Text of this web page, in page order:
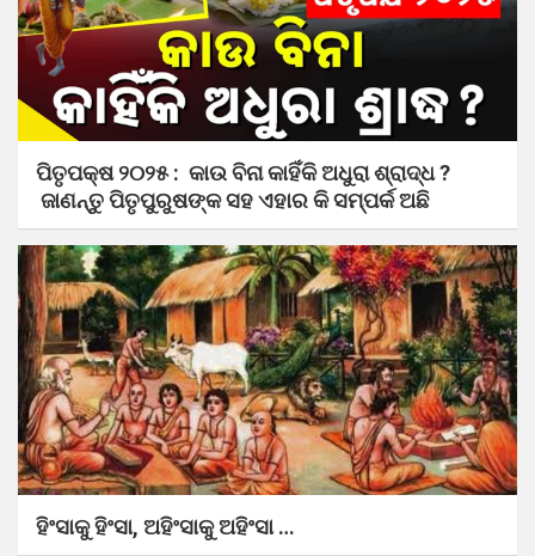
ପିତୃପକ୍ଷ ୨୦୨୫ : କାଉ ବିନା କାହିଁକି ଅଧୁରା ଶ୍ରାଦ୍ଧ ?
ଜାଣନ୍ତୁ ପିତୃପୁରୁଷଙ୍କ ସହ ଏହାର କି ସମ୍ପର୍କ ଅଛି
ହିଂସାକୁ ହିଂସା, ଅହିଂସାକୁ ଅହିଂସା …